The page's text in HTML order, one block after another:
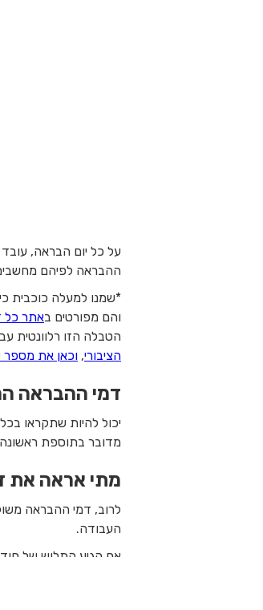
ההבראה לפיהם מחשבים את דמי ההבראה הם 6. זאת
*שמנו למעלה כוכבית
והם מפורטים באתר כל
הטבלה הזו רלוונטית
הציבורי, וכאן את מספר
דמי ההבראה
יכול להיות שתקראו בכל מיני מקומות שהסכום
מדובר בתוספת
מתי אראה את
לרוב, דמי ההבראה
העבודה.
אם הגיע התלוש של